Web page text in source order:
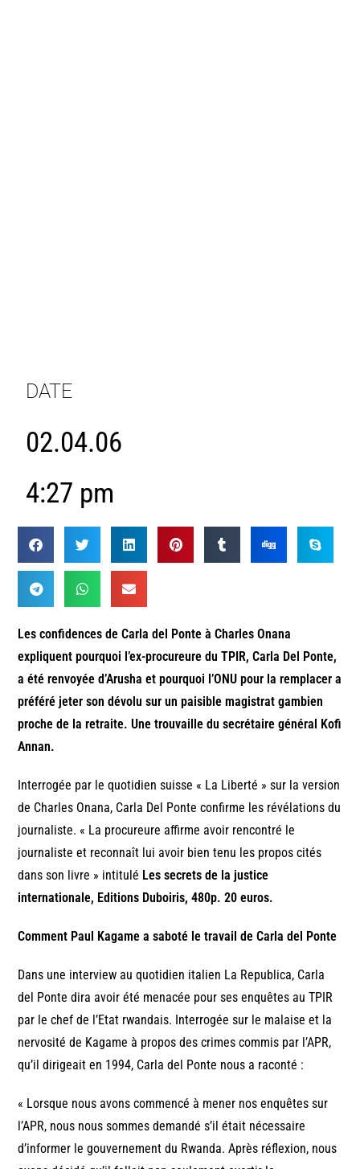
DATE
02.04.06
4:27 pm
Les confidences de Carla del Ponte à Charles Onana
expliquent pourquoi l’ex-procureure du TPIR, Carla Del Ponte,
a été renvoyée d’Arusha et pourquoi l’ONU pour la remplacer a
préféré jeter son dévolu sur un paisible magistrat gambien
proche de la retraite. Une trouvaille du secrétaire général Kofi
Annan.
Interrogée par le quotidien suisse « La Liberté » sur la version
de Charles Onana, Carla Del Ponte confirme les révélations du
journaliste. « La procureure affirme avoir rencontré le
journaliste et reconnaît lui avoir bien tenu les propos cités
dans son livre » intitulé Les secrets de la justice
internationale, Editions Duboiris, 480p. 20 euros.
Comment Paul Kagame a saboté le travail de Carla del Ponte
Dans une interview au quotidien italien La Republica, Carla
del Ponte dira avoir été menacée pour ses enquêtes au TPIR
par le chef de l’Etat rwandais. Interrogée sur le malaise et la
nervosité de Kagame à propos des crimes commis par l’APR,
qu’il dirigeait en 1994, Carla del Ponte nous a raconté :
« Lorsque nous avons commencé à mener nos enquêtes sur
l’APR, nous nous sommes demandé s’il était nécessaire
d’informer le gouvernement du Rwanda. Après réflexion, nous